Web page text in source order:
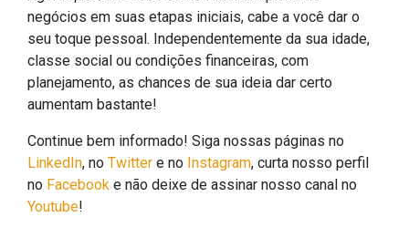
negócios em suas etapas iniciais, cabe a você dar o
seu toque pessoal. Independentemente da sua idade,
classe social ou condições financeiras, com
planejamento, as chances de sua ideia dar certo
aumentam bastante!
Continue bem informado! Siga nossas páginas no
LinkedIn, no Twitter e no Instagram, curta nosso perfil
no Facebook e não deixe de assinar nosso canal no
Youtube!